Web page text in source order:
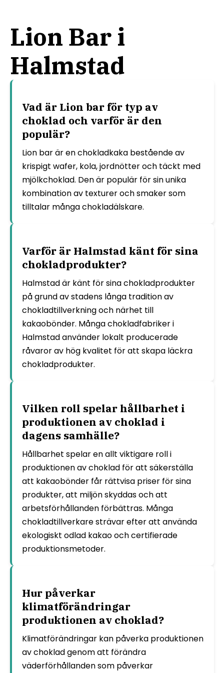
Lion Bar i
Halmstad
Vad är Lion bar för typ av
choklad och varför är den
populär?
Lion bar är en chokladkaka bestående av
krispigt wafer, kola, jordnötter och täckt med
mjölkchoklad. Den är populär för sin unika
kombination av texturer och smaker som
tilltalar många chokladälskare.
Varför är Halmstad känt för sina
chokladprodukter?
Halmstad är känt för sina chokladprodukter
på grund av stadens långa tradition av
chokladtillverkning och närhet till
kakaobönder. Många chokladfabriker i
Halmstad använder lokalt producerade
råvaror av hög kvalitet för att skapa läckra
chokladprodukter.
Vilken roll spelar hållbarhet i
produktionen av choklad i
dagens samhälle?
Hållbarhet spelar en allt viktigare roll i
produktionen av choklad för att säkerställa
att kakaobönder får rättvisa priser för sina
produkter, att miljön skyddas och att
arbetsförhållanden förbättras. Många
chokladtillverkare strävar efter att använda
ekologiskt odlad kakao och certifierade
produktionsmetoder.
Hur påverkar
klimatförändringar
produktionen av choklad?
Klimatförändringar kan påverka produktionen
av choklad genom att förändra
väderförhållanden som påverkar